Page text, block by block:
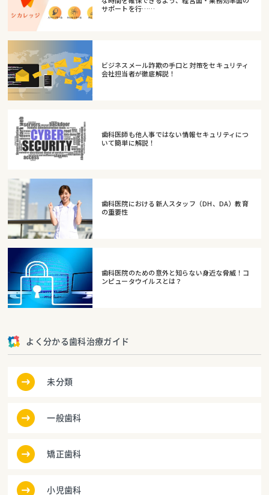
サポートを行……
ビジネスメール詐欺の手口と対策をセキュリティ
会社担当者が徹底解説！
歯科医師も他人事ではない情報セキュリティにつ
いて簡単に解説！
歯科医院における新人スタッフ（DH、DA）教育
の重要性
歯科医院のための意外と知らない身近な脅威！コ
ンピュータウイルスとは？
よく分かる歯科治療ガイド
未分類
一般歯科
矯正歯科
小児歯科